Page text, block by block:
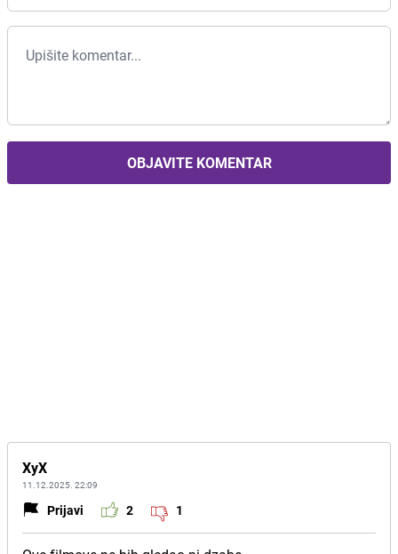
OBJAVITE KOMENTAR
XyX
11.12.2025. 22:09
Prijavi 2 1